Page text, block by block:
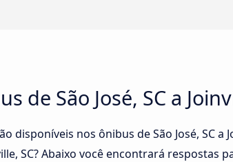
de São José, SC a
disponíveis nos ônibus de São José, SC a
SC? Abaixo você encontrará respostas